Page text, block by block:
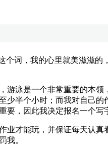
词，我的心里就美滋滋的
泳是一个非常重要的本领
半个小时；而我对自己
，因此我决定报名一个写
才能玩，并保证每天认真
我。